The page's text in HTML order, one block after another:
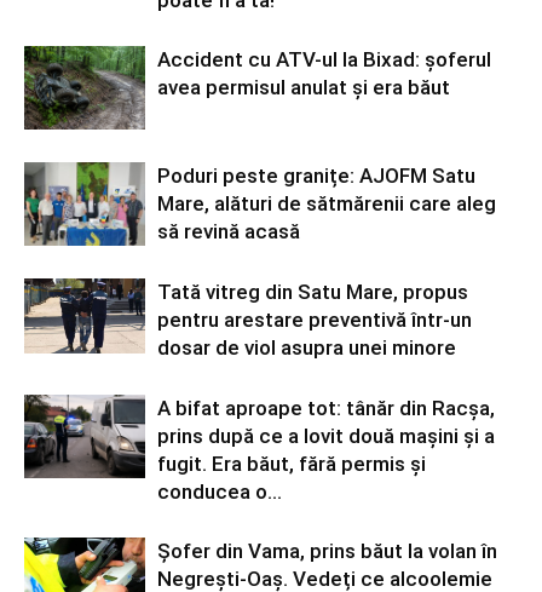
Accident cu ATV-ul la Bixad: șoferul
avea permisul anulat și era băut
Poduri peste granițe: AJOFM Satu
Mare, alături de sătmărenii care aleg
să revină acasă
Tată vitreg din Satu Mare, propus
pentru arestare preventivă într-un
dosar de viol asupra unei minore
A bifat aproape tot: tânăr din Racșa,
prins după ce a lovit două mașini și a
fugit. Era băut, fără permis și
conducea o...
Șofer din Vama, prins băut la volan în
Negrești-Oaș. Vedeți ce alcoolemie